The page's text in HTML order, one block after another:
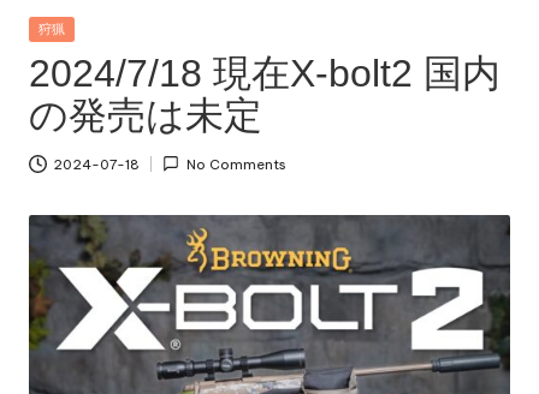
ー
へ
の
道
Posted
狩猟
2024/7/18 現在X-bolt2 国内
の発売は未定
2024-07-18 No Comments